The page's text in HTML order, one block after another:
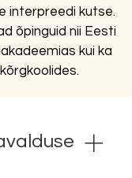
interpreedi kutse.
õpinguid nii Eesti
kui ka